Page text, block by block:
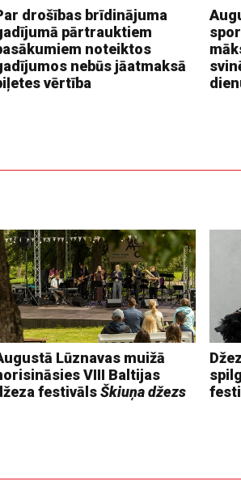
drošības brīdinājuma
pārtrauktiem
noteiktos
nebūs jāatmaksā
vērtība
Lūznavas muižā
VIII Baltijas
festivālsŠkiuņa džezs